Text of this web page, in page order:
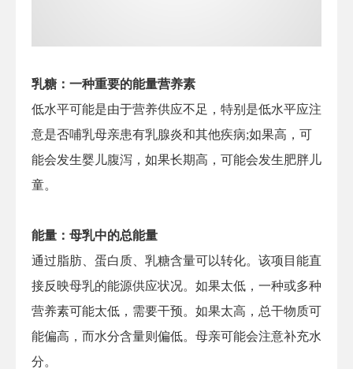
乳糖：一种重要的能量营养素
低水平可能是由于营养供应不足，特别是低水平应注
意是否哺乳母亲患有乳腺炎和其他疾病;如果高，可
能会发生婴儿腹泻，如果长期高，可能会发生肥胖儿
童。
能量：母乳中的总能量
通过脂肪、蛋白质、乳糖含量可以转化。该项目能直
接反映母乳的能源供应状况。如果太低，一种或多种
营养素可能太低，需要干预。如果太高，总干物质可
能偏高，而水分含量则偏低。母亲可能会注意补充水
分。